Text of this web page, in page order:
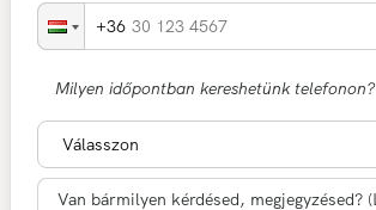
30 123 4567
Milyen időpontban kereshetünk telefonon?
Válasszon